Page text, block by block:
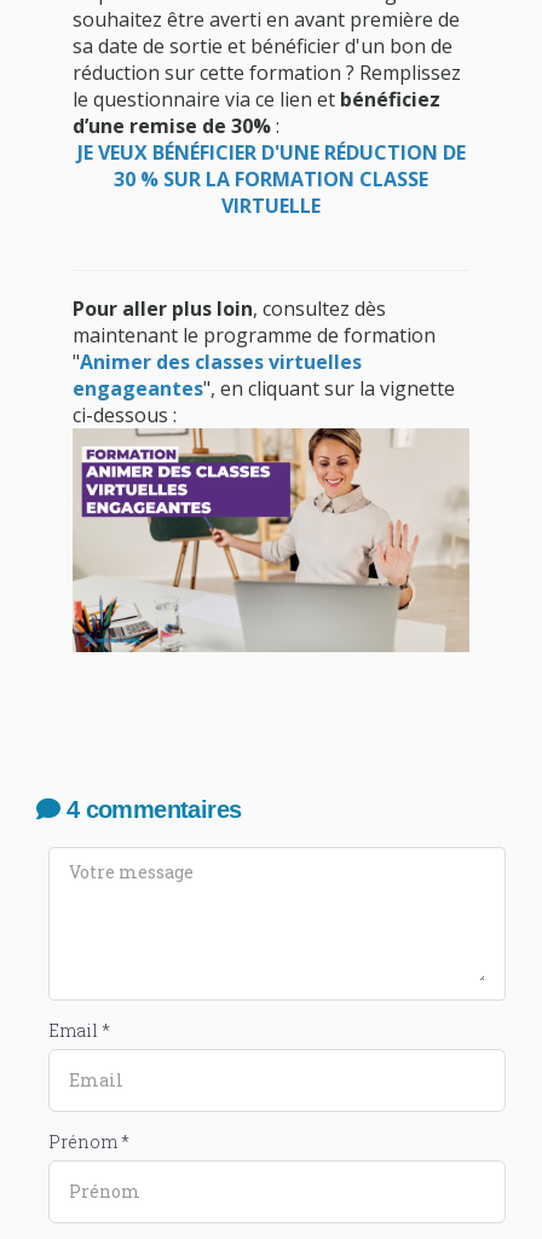
souhaitez être averti en avant première de
sa date de sortie et bénéficier d'un bon de
réduction sur cette formation ? Remplissez
le questionnaire via ce lien et bénéficiez
d’une remise de 30%:
JE VEUX BÉNÉFICIER D'UNE RÉDUCTION DE
30 % SUR LA FORMATION CLASSE
VIRTUELLE
Pour aller plus loin, consultez dès
maintenant le programme de formation
"Animer des classes virtuelles
engageantes", en cliquant sur la vignette
ci-dessous :
4 commentaires
Email *
Prénom *